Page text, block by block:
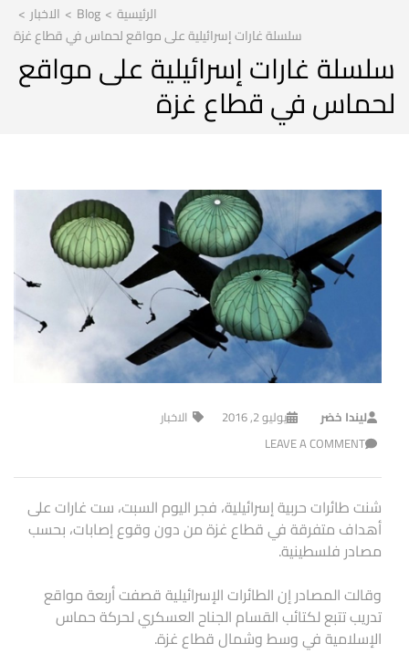
الرئيسية >
Blog
> الاخبار >
سلسلة غارات إسرائيلية على مواقع لحماس في قطاع غزة
سلسلة غارات إسرائيلية على مواقع
لحماس في قطاع غزة
ليندا خضر يوليو 2, 2016
الاخبار
LEAVE A COMMENT
شنت طائرات حربية إسرائيلية، فجر اليوم السبت، ست غارات على
أهداف متفرقة في قطاع غزة من دون وقوع إصابات، بحسب
مصادر فلسطينية.
وقالت المصادر إن الطائرات الإسرائيلية قصفت أربعة مواقع
تدريب تتبع لكتائب القسام الجناح العسكري لحركة حماس
الإسلامية في وسط وشمال قطاع غزة.